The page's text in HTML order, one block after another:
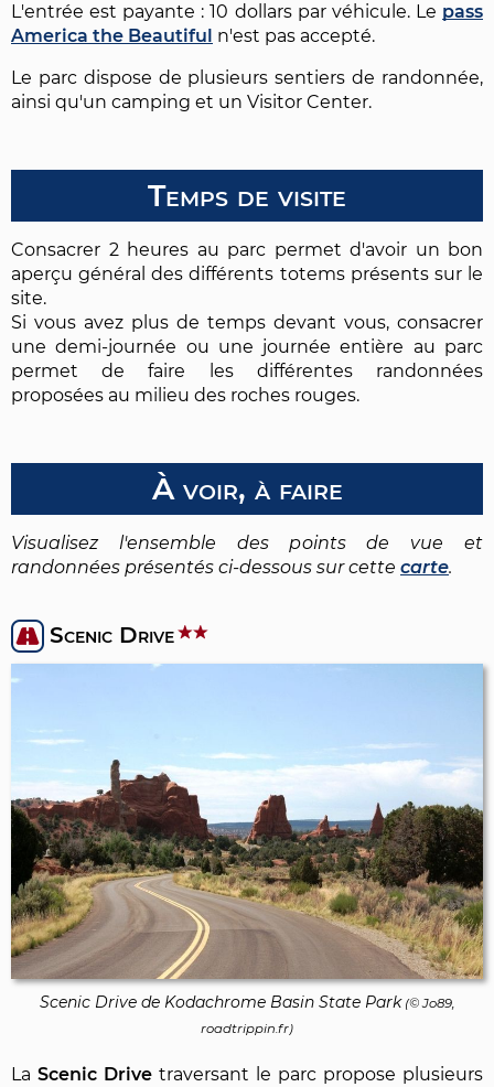
L'entrée est payante : 10 dollars par véhicule. Le pass
America the Beautiful n'est pas accepté.
Le parc dispose de plusieurs sentiers de randonnée,
ainsi qu'un camping et un Visitor Center.
Temps de visite
Consacrer 2 heures au parc permet d'avoir un bon
aperçu général des différents totems présents sur le
site.
Si vous avez plus de temps devant vous, consacrer
une demi-journée ou une journée entière au parc
permet de faire les différentes randonnées
proposées au milieu des roches rouges.
À voir, à faire
Visualisez l'ensemble des points de vue et
randonnées présentés ci-dessous sur cette carte.
Scenic Drive
Scenic Drive de Kodachrome Basin State Park(© Jo89,
roadtrippin.fr)
La Scenic Drive traversant le parc propose plusieurs